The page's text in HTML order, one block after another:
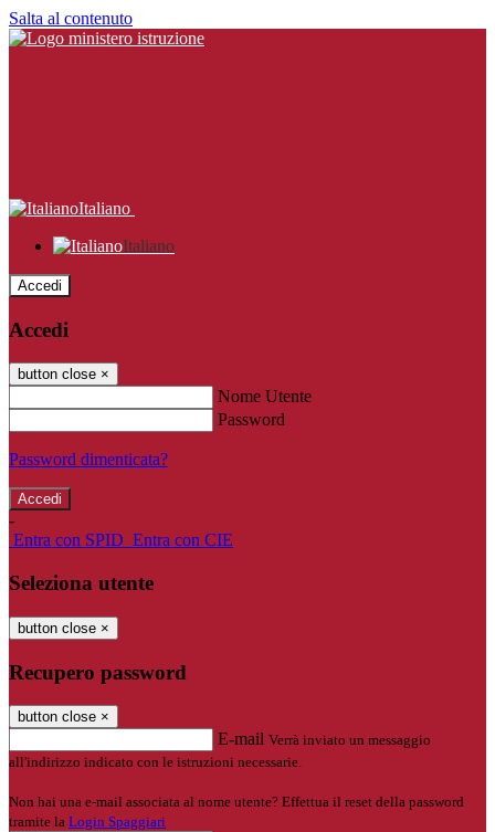
Salta al contenuto
Italiano
Italiano
Accedi
Accedi
button close ×
Nome Utente
Password
Password dimenticata?
-
Entra con SPID Entra con CIE
Seleziona utente
button close ×
Recupero password
button close ×
E-mail Verrà inviato un messaggio
all'indirizzo indicato con le istruzioni necessarie.
Non hai una e-mail associata al nome utente? Effettua il reset della password
tramite la Login Spaggiari